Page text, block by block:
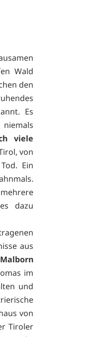
Wald
den
Es
viele
von
Ein
dazu
aus
im
und
von
Tiroler